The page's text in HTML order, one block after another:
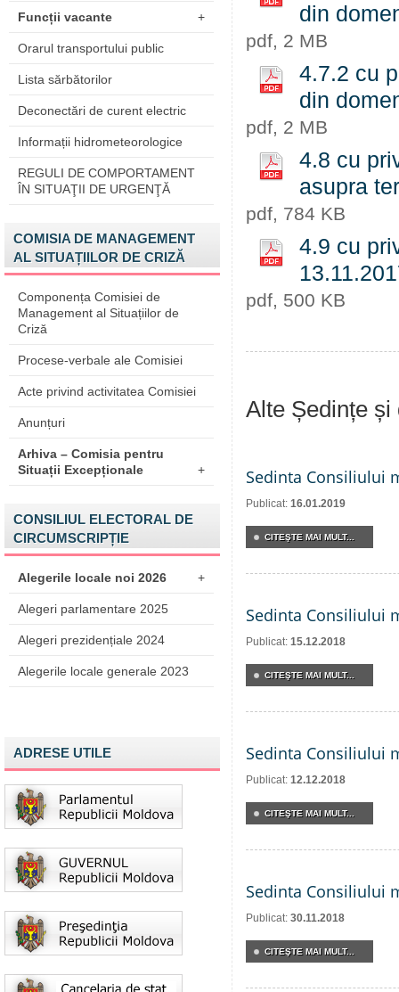
Funcții vacante +
Orarul transportului public
Lista sărbătorilor
Deconectări de curent electric
Informații hidrometeorologice
REGULI DE COMPORTAMENT
ÎN SITUAŢII DE URGENŢĂ
COMISIA DE MANAGEMENT
AL SITUAȚIILOR DE CRIZĂ
Componența Comisiei de
Management al Situațiilor de
Criză
Procese-verbale ale Comisiei
Acte privind activitatea Comisiei
Anunțuri
Arhiva – Comisia pentru
Situații Excepționale
+
CONSILIUL ELECTORAL DE
CIRCUMSCRIPȚIE
Alegerile locale noi 2026 +
Alegeri parlamentare 2025
Alegeri prezidențiale 2024
Alegerile locale generale 2023
ADRESE UTILE
din
pdf, 2 MB
4.7.2 cu
din
pdf, 2 MB
4.8 cu
asupra
pdf, 784 KB
4.9 cu
pdf, 500 KB
Alte Ședințe și
Sedinta Consiliului
Publicat: 16.01.2019
CITEŞTE MAI MULT...
Sedinta Consiliului
Publicat: 15.12.2018
CITEŞTE MAI MULT...
Sedinta Consiliului
Publicat: 12.12.2018
CITEŞTE MAI MULT...
Sedinta Consiliului
Publicat: 30.11.2018
CITEŞTE MAI MULT...